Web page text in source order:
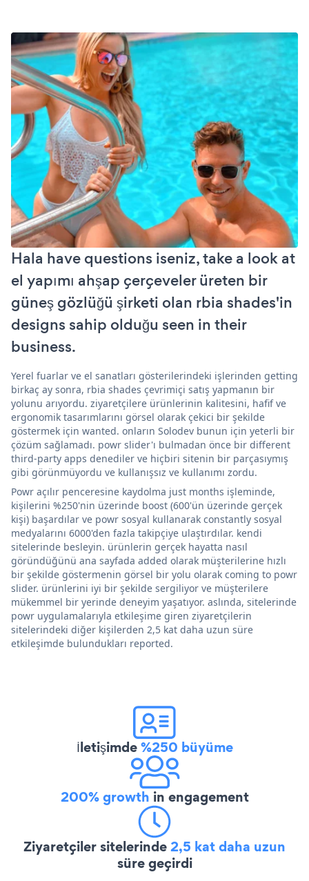
Hala have questions iseniz, take a look at
el yapımı ahşap çerçeveler üreten bir
güneş gözlüğü şirketi olan rbia shades'in
designs sahip olduğu seen in their
business.
Yerel fuarlar ve el sanatları gösterilerindeki işlerinden getting
birkaç ay sonra, rbia shades çevrimiçi satış yapmanın bir
yolunu arıyordu. ziyaretçilere ürünlerinin kalitesini, hafif ve
ergonomik tasarımlarını görsel olarak çekici bir şekilde
göstermek için wanted. onların Solodev bunun için yeterli bir
çözüm sağlamadı. powr slider'ı bulmadan önce bir different
third-party apps denediler ve hiçbiri sitenin bir parçasıymış
gibi görünmüyordu ve kullanışsız ve kullanımı zordu.
Powr açılır penceresine kaydolma just months işleminde,
kişilerini %250'nin üzerinde boost (600'ün üzerinde gerçek
kişi) başardılar ve powr sosyal kullanarak constantly sosyal
medyalarını 6000'den fazla takipçiye ulaştırdılar. kendi
sitelerinde besleyin. ürünlerin gerçek hayatta nasıl
göründüğünü ana sayfada added olarak müşterilerine hızlı
bir şekilde göstermenin görsel bir yolu olarak coming to powr
slider. ürünlerini iyi bir şekilde sergiliyor ve müşterilere
mükemmel bir yerinde deneyim yaşatıyor. aslında, sitelerinde
powr uygulamalarıyla etkileşime giren ziyaretçilerin
sitelerindeki diğer kişilerden 2,5 kat daha uzun süre
etkileşimde bulundukları reported.
İletişimde%250 büyüme
200% growth in engagement
Ziyaretçiler sitelerinde2,5 kat daha uzun
süre geçirdi